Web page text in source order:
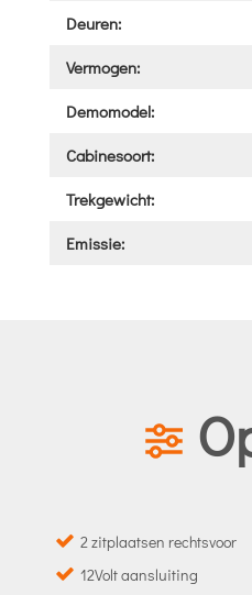
Deuren:
Vermogen:
Demomodel:
Cabinesoort:
Trekgewicht:
Emissie:
2 zitplaatsen rechtsvoor
12Volt aansluiting